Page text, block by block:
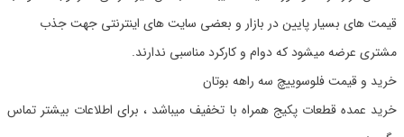
قیمت های بسیار پایین در بازار و بعضی سایت های اینترنتی جهت جذب
مشتری عرضه میشود که دوام و کارکرد مناسبی ندارند.
خرید و قیمت فلوسوییچ سه راهه بوتان
خرید عمده قطعات پکیج همراه با تخفیف میباشد ، برای اطلاعات بیشتر تماس